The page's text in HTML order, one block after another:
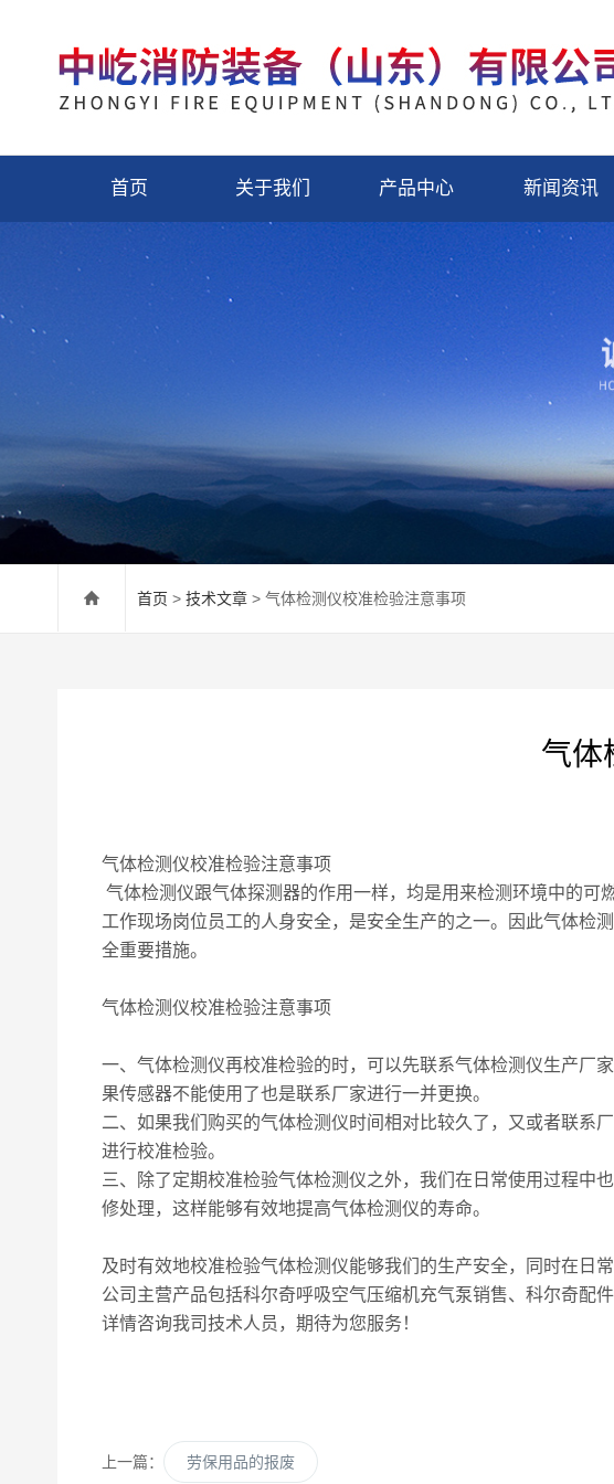
首页 关于我们 产品中心 新闻资讯
首页 > 技术文章 > 气体检测仪校准检验注意事项
气体
气体检测仪校准检验注意事项
气体检测仪跟气体探测器的作用一样，均是用来检测环境中的
工作现场岗位员工的人身安全，是安全生产的之一。因此气体检
全重要措施。
气体检测仪校准检验注意事项
一、气体检测仪再校准检验的时，可以先联系气体检测仪生产厂
果传感器不能使用了也是联系厂家进行一并更换。
二、如果我们购买的气体检测仪时间相对比较久了，又或者联系
进行校准检验。
三、除了定期校准检验气体检测仪之外，我们在日常使用过程中
修处理，这样能够有效地提高气体检测仪的寿命。
及时有效地校准检验气体检测仪能够我们的生产安全，同时在日
公司主营产品包括科尔奇呼吸空气压缩机充气泵销售、科尔奇配
详情咨询我司技术人员，期待为您服务！
上一篇： 劳保用品的报废